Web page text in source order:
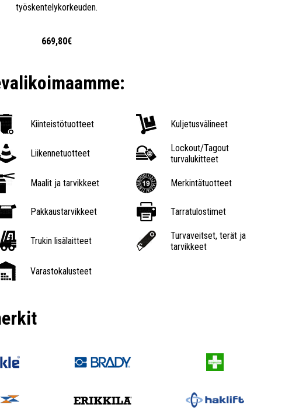
työskentelykorkeuden.
669,80€
Kiinteistötuotteet Kuljetusvälineet
Liikennetuotteet
Lockout/Tagout
turvalukitteet
Maalit ja tarvikkeet Merkintätuotteet
Pakkaustarvikkeet Tarratulostimet
Trukin lisälaitteet
Turvaveitset, terät ja
tarvikkeet
Varastokalusteet